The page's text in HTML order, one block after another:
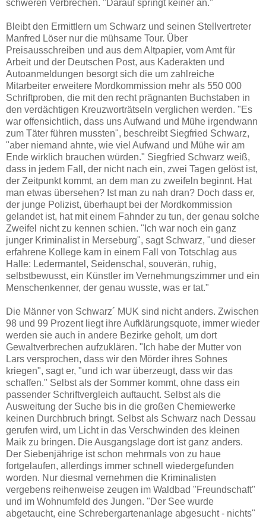
schweren Verbrechen. "Darauf springt keiner an."
Bleibt den Ermittlern um Schwarz und seinen Stellvertreter
Manfred Löser nur die mühsame Tour. Über
Preisausschreiben und aus dem Altpapier, vom Amt für
Arbeit und der Deutschen Post, aus Kaderakten und
Autoanmeldungen besorgt sich die um zahlreiche
Mitarbeiter erweitere Mordkommission mehr als 550 000
Schriftproben, die mit den recht prägnanten Buchstaben in
den verdächtigen Kreuzworträtseln verglichen werden. "Es
war offensichtlich, dass uns Aufwand und Mühe irgendwann
zum Täter führen mussten", beschreibt Siegfried Schwarz,
"aber niemand ahnte, wie viel Aufwand und Mühe wir am
Ende wirklich brauchen würden." Siegfried Schwarz weiß,
dass in jedem Fall, der nicht nach ein, zwei Tagen gelöst ist,
der Zeitpunkt kommt, an dem man zu zweifeln beginnt. Hat
man etwas übersehen? Ist man zu nah dran? Doch dass er,
der junge Polizist, überhaupt bei der Mordkommission
gelandet ist, hat mit einem Fahnder zu tun, der genau solche
Zweifel nicht zu kennen schien. "Ich war noch ein ganz
junger Kriminalist in Merseburg", sagt Schwarz, "und dieser
erfahrene Kollege kam in einem Fall von Totschlag aus
Halle: Ledermantel, Seidenschal, souverän, ruhig,
selbstbewusst, ein Künstler im Vernehmungszimmer und ein
Menschenkenner, der genau wusste, was er tat."
Die Männer von Schwarz´ MUK sind nicht anders. Zwischen
98 und 99 Prozent liegt ihre Aufklärungsquote, immer wieder
werden sie auch in andere Bezirke geholt, um dort
Gewaltverbrechen aufzuklären. "Ich habe der Mutter von
Lars versprochen, dass wir den Mörder ihres Sohnes
kriegen", sagt er, "und ich war überzeugt, dass wir das
schaffen." Selbst als der Sommer kommt, ohne dass ein
passender Schriftvergleich auftaucht. Selbst als die
Ausweitung der Suche bis in die großen Chemiewerke
keinen Durchbruch bringt. Selbst als Schwarz nach Dessau
gerufen wird, um Licht in das Verschwinden des kleinen
Maik zu bringen. Die Ausgangslage dort ist ganz anders.
Der Siebenjährige ist schon mehrmals von zu haue
fortgelaufen, allerdings immer schnell wiedergefunden
worden. Nur diesmal vernehmen die Kriminalisten
vergebens reihenweise zeugen im Waldbad "Freundschaft"
und im Wohnumfeld des Jungen. "Der See wurde
abgetaucht, eine Schrebergartenanlage abgesucht - nichts"